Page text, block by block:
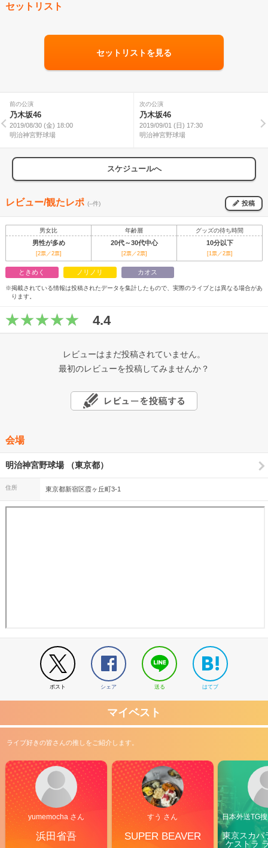
セットリスト
セットリストを見る
前の公演
乃木坂46
2019/08/30 (金) 18:00
明治神宮野球場
次の公演
乃木坂46
2019/09/01 (日) 17:30
明治神宮野球場
スケジュールへ
レビュー/観たレポ (--件) 投稿
男女比 年齢層 グッズの待ち時間
男性が多め 20代～30代中心 10分以下
[2票／2票] [2票／2票] [1票／2票]
ときめく ノリノリ カオス
※掲載されている情報は投稿されたデータを集計したもので、実際のライブとは異なる場合があ
ります。
4.4
レビューはまだ投稿されていません。
最初のレビューを投稿してみませんか？
会場
明治神宮野球場 （東京都）
住所 東京都新宿区霞ヶ丘町3-1
ポスト シェア 送る はてブ
マイベスト
ライブ好きの皆さんの推しをご紹介します。
yumemocha さん
浜田省吾
すう さん
SUPER BEAVER
日本外送TG
東京スカパ
ケストラ